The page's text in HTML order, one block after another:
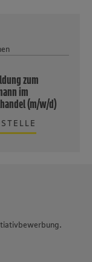
zum
im
(m/w/d)